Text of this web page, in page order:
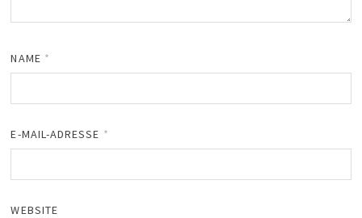
NAME *
E-MAIL-ADRESSE *
WEBSITE